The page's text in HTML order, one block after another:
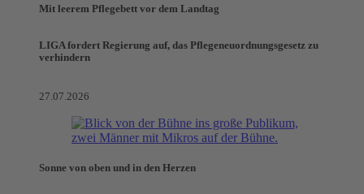
Mit leerem Pflegebett vor dem Landtag
LIGA fordert Regierung auf, das Pflegeneuordnungsgesetz zu
verhindern
27.07.2026
Sonne von oben und in den Herzen